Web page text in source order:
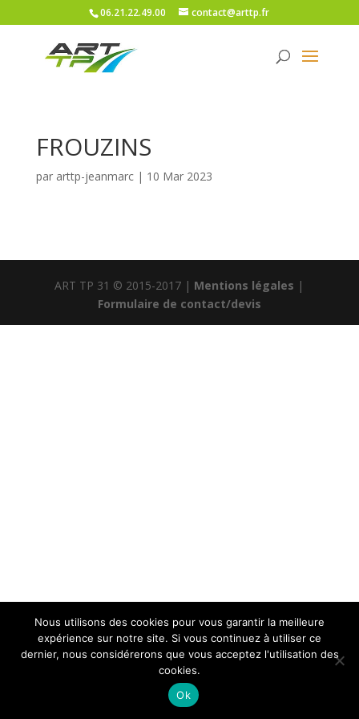
06.21.22.49.00 contact@arttp.fr
FROUZINS
par arttp-jeanmarc| 10 Mar 2023
ART TP 31 © 2015-2017 | Mentions légales |
Formulaire de contact/devis
Nous utilisons des cookies pour vous garantir la meilleure
expérience sur notre site. Si vous continuez à utiliser ce
dernier, nous considérerons que vous acceptez l'utilisation des
cookies.
Ok